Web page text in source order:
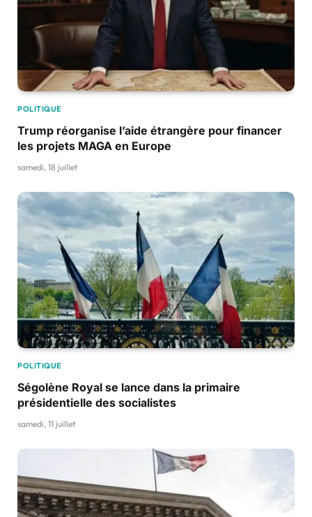
POLITIQUE
Trump réorganise l’aide étrangère pour financer
les projets MAGA en Europe
samedi, 18 juillet
POLITIQUE
Ségolène Royal se lance dans la primaire
présidentielle des socialistes
samedi, 11 juillet